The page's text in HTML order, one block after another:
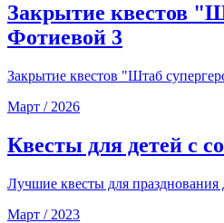
Закрытие квестов
Фотиевой 3
Закрытие квестов "Штаб
Март / 2026
Квесты для детей с
Лучшие квесты для
Март / 2023